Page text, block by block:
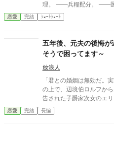
理。 ――兵糧配分。 ――医薬
私の仕事だったのですが。 三週間後、 王国軍は補給崩壊。 「な
ぜ食糧が届かない！」 「なぜ兵が飢
えたことはありましたか？ これは、 誰にも評価されなかった兵
官（へいたんかん）が、
生を取り戻す物語。 今更「戻ってきてくれ」と泣きつかれても、
私は隣国の最高機密です
恋愛 完結 ｼｮｰﾄｼｮｰﾄ
五年後、元夫の後悔
そうで困ってます～
放浪人
「君との婚姻は無効だ。
の上で、辺境伯ロルフか
告された子爵家次女のエ
王都の旧市街へ追放され
出産する。 生き抜くために針と糸を握ったエリシアは、持ち前の
恋愛 完結 長編